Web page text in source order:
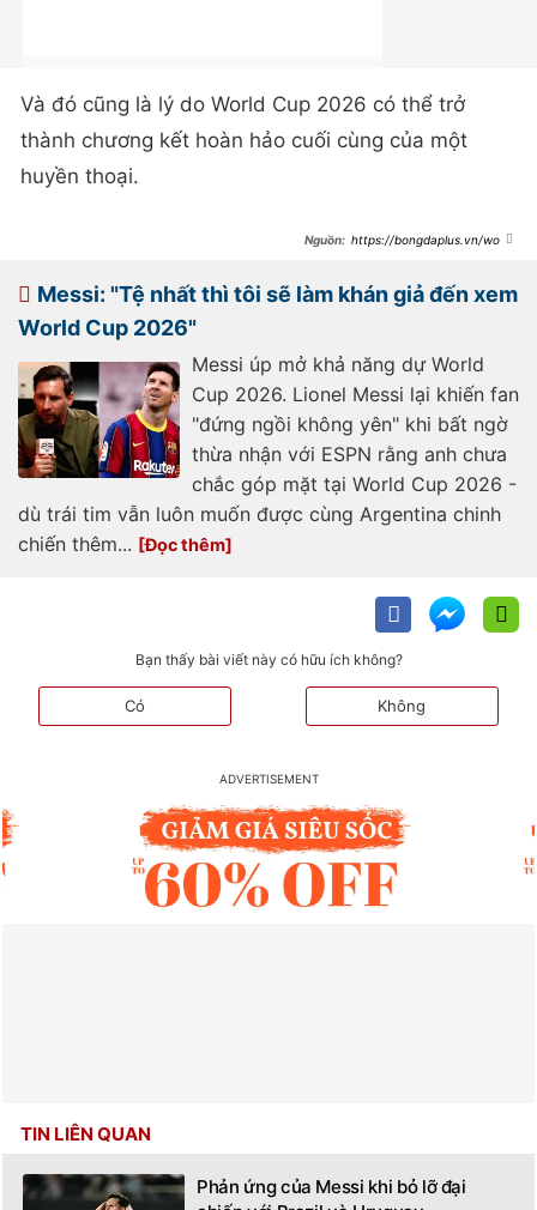
Và đó cũng là lý do World Cup 2026 có thể trở
thành chương kết hoàn hảo cuối cùng của một
huyền thoại.
https://bongdaplus.vn/world
Messi: "Tệ nhất thì tôi sẽ làm khán giả đến xem
World Cup 2026"
Messi úp mở khả năng dự World
Cup 2026. Lionel Messi lại khiến fan
"đứng ngồi không yên" khi bất ngờ
thừa nhận với ESPN rằng anh chưa
chắc góp mặt tại World Cup 2026 -
dù trái tim vẫn luôn muốn được cùng Argentina chinh
chiến thêm...
Bạn thấy bài viết này có hữu ích không?
Có Không
TIN LIÊN QUAN
Phản ứng của Messi khi bỏ lỡ đại